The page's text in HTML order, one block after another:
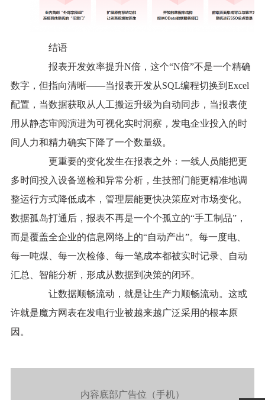
结语
报表开发效率提升N倍，这个“N倍”不是一个精确
数字，但指向清晰——当报表开发从SQL编程切换到Excel
配置，当数据获取从人工搬运升级为自动同步，当报表使
用从静态审阅演进为可视化实时洞察，发电企业投入的时
间人力和精力确实下降了一个数量级。
更重要的变化发生在报表之外：一线人员能把更
多时间投入设备巡检和异常分析，生技部门能更精准地调
整运行方式降低成本，管理层能更快决策应对市场变化。
数据孤岛打通后，报表不再是一个个孤立的“手工制品”，
而是覆盖全企业的信息网络上的“自动产出”。每一度电、
每一吨煤、每一次检修、每一笔成本都被实时记录、自动
汇总、智能分析，形成从数据到决策的闭环。
让数据顺畅流动，就是让生产力顺畅流动。这或
许就是魔方网表在发电行业被越来越广泛采用的根本原
因。
内容底部广告位（手机）